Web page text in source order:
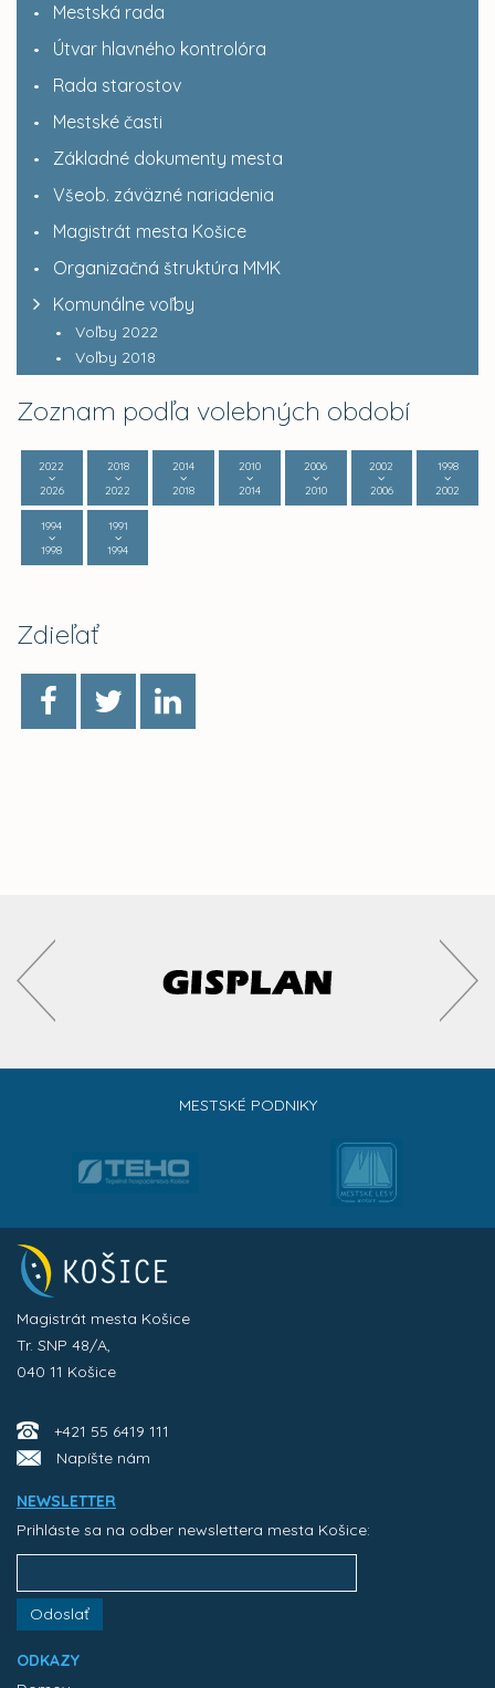
Mestská rada
Útvar hlavného kontrolóra
Rada starostov
Mestské časti
Základné dokumenty mesta
Všeob. záväzné nariadenia
Magistrát mesta Košice
Organizačná štruktúra MMK
Komunálne voľby
Voľby 2022
Voľby 2018
Zoznam podľa volebných období
2022
2026
2018
2022
2014
2018
2010
2014
2006
2010
2002
2006
1998
2002
1994
1998
1991
1994
Zdieľať
MESTSKÉ PODNIKY
Magistrát mesta Košice
Tr. SNP 48/A,
040 11 Košice
+421 55 6419 111
Napíšte nám
NEWSLETTER
Prihláste sa na odber newslettera mesta Košice:
Odoslať
ODKAZY